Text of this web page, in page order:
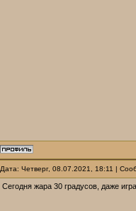
Дата: Четверг, 08.07.2021, 18:11 |
Сегодня жара 30 градусов, даже